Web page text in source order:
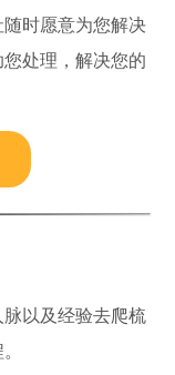
时愿意为您解决
处理，解决您的
以及经验去爬梳